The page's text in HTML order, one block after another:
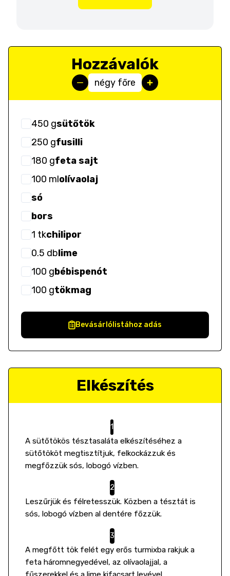
Hozzávalók
négy főre
450 gsütőtök
250 gfusilli
180 gfeta sajt
100 mlolívaolaj
só
bors
1 tkchilipor
0.5 dblime
100 gbébispenót
100 gtökmag
Bevásárlólistához adás
Elkészítés
A sütőtökös tésztasaláta elkészítéséhez a
sütőtököt megtisztítjuk, felkockázzuk és
megfőzzük sós, lobogó vízben.
Leszűrjük és félretesszük. Közben a tésztát is
sós, lobogó vízben al dentére főzzük.
A megfőtt tök felét egy erős turmixba rakjuk a
feta háromnegyedével, az olívaolajjal, a